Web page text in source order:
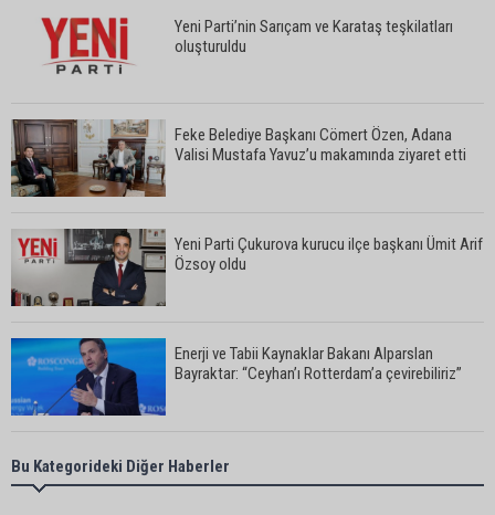
Yeni Parti’nin Sarıçam ve Karataş teşkilatları
oluşturuldu
Feke Belediye Başkanı Cömert Özen, Adana
Valisi Mustafa Yavuz’u makamında ziyaret etti
Yeni Parti Çukurova kurucu ilçe başkanı Ümit Arif
Özsoy oldu
Enerji ve Tabii Kaynaklar Bakanı Alparslan
Bayraktar: “Ceyhan’ı Rotterdam’a çevirebiliriz”
Başkan Ali Bedrettin Karataş’tan sahiller için
duyarlılık çağrısı
Bu Kategorideki Diğer Haberler